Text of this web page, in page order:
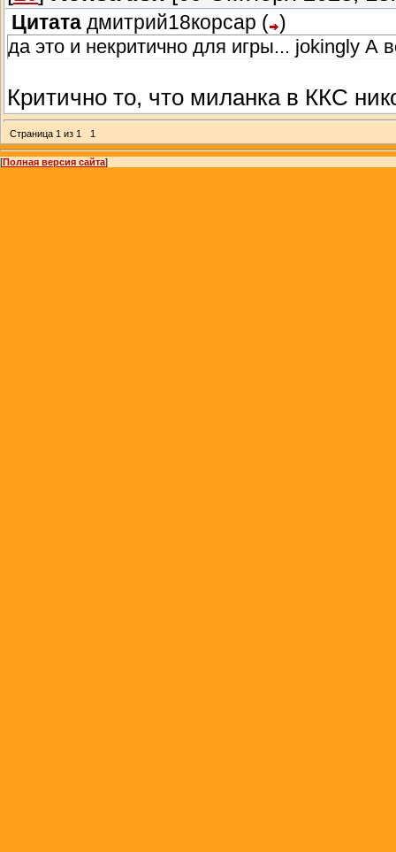
Цитата дмитрий18корсар ( )
да это и некритично для игры... jokingly А
Критично то, что миланка в ККС
Страница 1 из 1 1
[Полная версия сайта]